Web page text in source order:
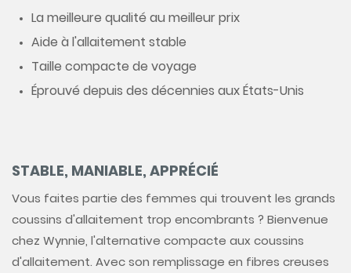
La meilleure qualité au meilleur prix
Aide à l'allaitement stable
Taille compacte de voyage
Éprouvé depuis des décennies aux États-Unis
STABLE, MANIABLE, APPRÉCIÉ
Vous faites partie des femmes qui trouvent les grands
coussins d'allaitement trop encombrants ? Bienvenue
chez Wynnie, l'alternative compacte aux coussins
d'allaitement. Avec son remplissage en fibres creuses